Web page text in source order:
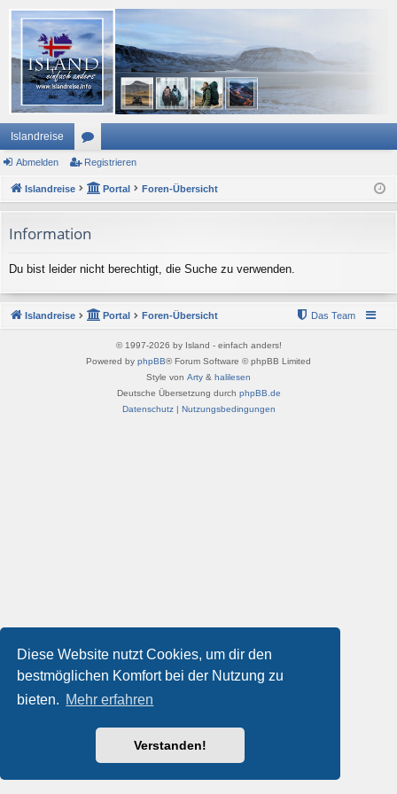
Diese Website nutzt Cookies, um dir den
bestmöglichen Komfort bei der Nutzung zu
bieten. Mehr erfahren
Verstanden!
Islandreise
or
en
Abmelden Registrieren
Islandreise Portal Foren-Übersicht
Information
Du bist leider nicht berechtigt, die Suche zu verwenden.
Islandreise Portal Foren-Übersicht Das Team
© 1997-2026 by Island - einfach anders!
Powered by phpBB® Forum Software © phpBB Limited
Style von Arty & halilesen
Deutsche Übersetzung durch phpBB.de
Datenschutz| Nutzungsbedingungen